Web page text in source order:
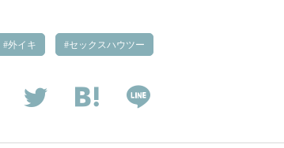
外イキ セックスハウツー